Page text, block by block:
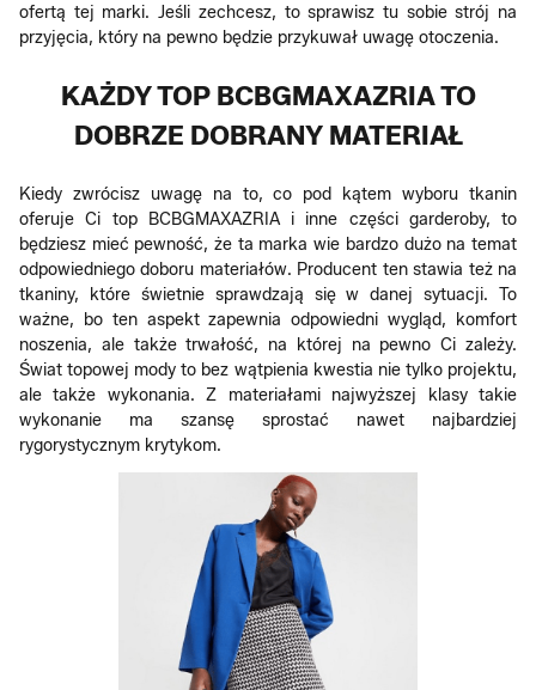
ofertą tej marki. Jeśli zechcesz, to sprawisz tu sobie strój na
przyjęcia, który na pewno będzie przykuwał uwagę otoczenia.
KAŻDY TOP BCBGMAXAZRIA TO
DOBRZE DOBRANY MATERIAŁ
Kiedy zwrócisz uwagę na to, co pod kątem wyboru tkanin
oferuje Ci top BCBGMAXAZRIA i inne części garderoby, to
będziesz mieć pewność, że ta marka wie bardzo dużo na temat
odpowiedniego doboru materiałów. Producent ten stawia też na
tkaniny, które świetnie sprawdzają się w danej sytuacji. To
ważne, bo ten aspekt zapewnia odpowiedni wygląd, komfort
noszenia, ale także trwałość, na której na pewno Ci zależy.
Świat topowej mody to bez wątpienia kwestia nie tylko projektu,
ale także wykonania. Z materiałami najwyższej klasy takie
wykonanie ma szansę sprostać nawet najbardziej
rygorystycznym krytykom.